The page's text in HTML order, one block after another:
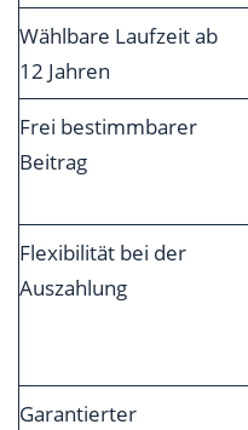
Wählbare Laufzeit ab
12 Jahren
Frei bestimmbarer
Beitrag
Flexibilität bei der
Auszahlung
Garantierter